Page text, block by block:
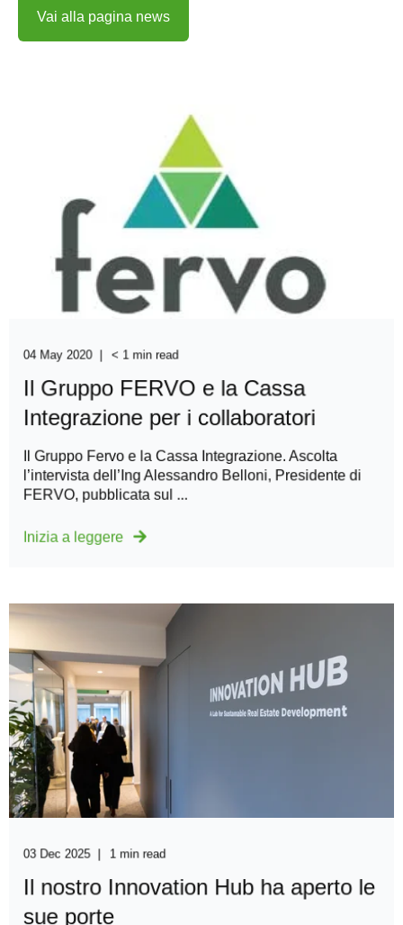
Vai alla pagina news
04 May 2020 < 1 min read
Il Gruppo FERVO e la Cassa
Integrazione per i collaboratori
Il Gruppo Fervo e la Cassa Integrazione. Ascolta
l’intervista dell’Ing Alessandro Belloni, Presidente di
FERVO, pubblicata sul ...
Inizia a leggere
03 Dec 2025 1 min read
Il nostro Innovation Hub ha aperto le
sue porte